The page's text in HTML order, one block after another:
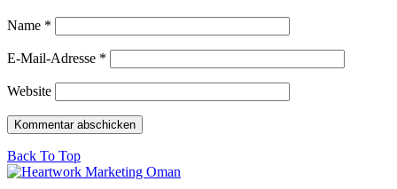
Name *
E-Mail-Adresse *
Website
Back To Top